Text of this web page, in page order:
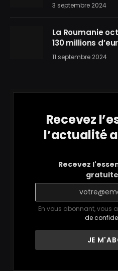
3 septembre 2024
La Roumanie
130 millions
11 septembre 2024
Recevez
l’actualité
Recevez
En vous abonnant, vous
de